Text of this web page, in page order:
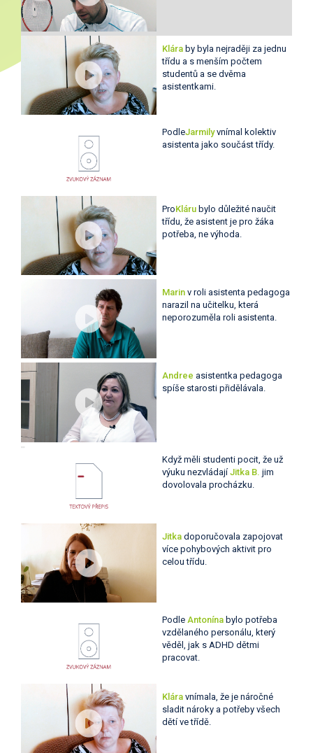
Klára by byla nejraději za jednu
třídu a s menším počtem
studentů a se dvěma
asistentkami.
PodleJarmilyvnímal kolektiv
asistenta jako součást třídy.
ProKláru bylo důležité naučit
třídu, že asistent je pro žáka
potřeba, ne výhoda.
Marin v roli asistenta pedagoga
narazil na učitelku, která
neporozuměla roli asistenta.
Andree asistentka pedagoga
spíše starosti přidělávala.
Když měli studenti pocit, že už
výuku nezvládajíJitka B. jim
dovolovala procházku.
Jitka doporučovala zapojovat
více pohybových aktivit pro
celou třídu.
Podle Antonína bylo potřeba
vzdělaného personálu, který
věděl, jak s ADHD dětmi
pracovat.
Klára vnímala, že je náročné
sladit nároky a potřeby všech
dětí ve třídě.